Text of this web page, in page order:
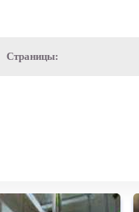
Страницы: